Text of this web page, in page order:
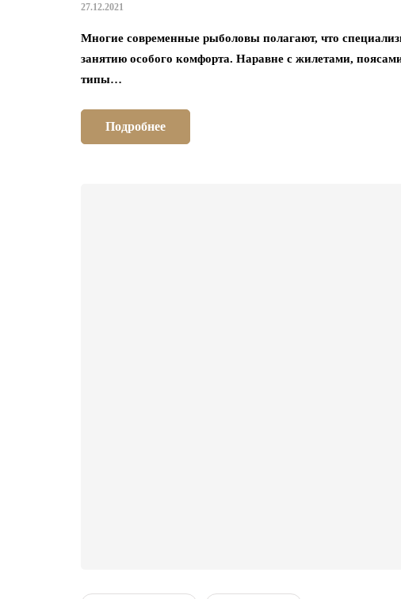
27.12.2021
Многие современные рыболовы полагают, что
занятию особого комфорта. Наравне с жилетами,
типы…
Подробнее